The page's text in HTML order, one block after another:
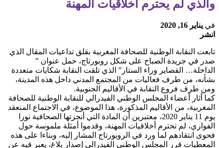
والذي لم يحترم أخلاقيات المهنة
في يناير 16, 2020
انشر
تابعت النقابة الوطنية للصحافة المغربية بقلق تداعيات المقال الذي
صدر في جريدة الصباح على شكل روبورتاج، حمل عنوان ”
الداخلة… القصاير وراء الستار” الذي تلقت النقابة شكايات متعددة
بشأنه، من طرف فعاليات من المجتمع المدني داخل هذه المدينة،
ومن طرف فروع النقابة في الأقاليم الجنوبية.
كما أثار أعضاء المجلس الوطني الفيدرالي للنقابة الوطنية للصحافة
المغربية، من الأقاليم المذكورة، هذا الموضوع، في الاجتماع المنعقد
يوم 11 يناير 2020، معتبرين أن المادة التي أنجزتها الصحافية نورا
الفواري، لم تحترم أخلاقيات المهنة، وقدموا أمثلة ملموسة حول
فحوى انتقادهم لما ورد في الروبورتاج المشار إليه، وبناءا على هذه
المعطيات قرر المجلس الوطني الفيدرالي إصدار بلاغ، يعبر فيه عن